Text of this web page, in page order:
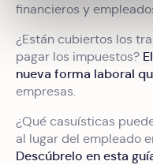
financieros y
¿Están cubiertos los
pagar los impuestos?
nueva forma laboral
empresas.
¿Qué casuísticas
al lugar del empleado
Descúbrelo en esta